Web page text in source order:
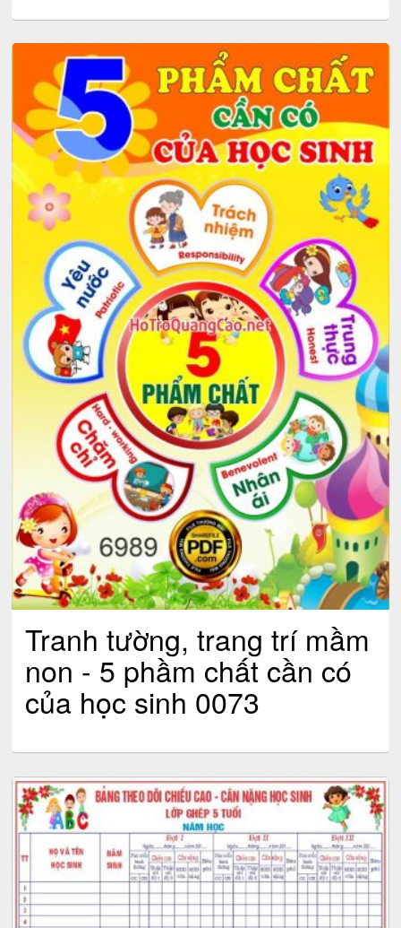
Tranh tường, trang trí mầm
non - 5 phầm chất cần có
của học sinh 0073